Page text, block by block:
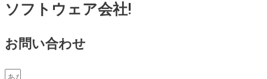
ソフトウェア会社!
お問い合わせ